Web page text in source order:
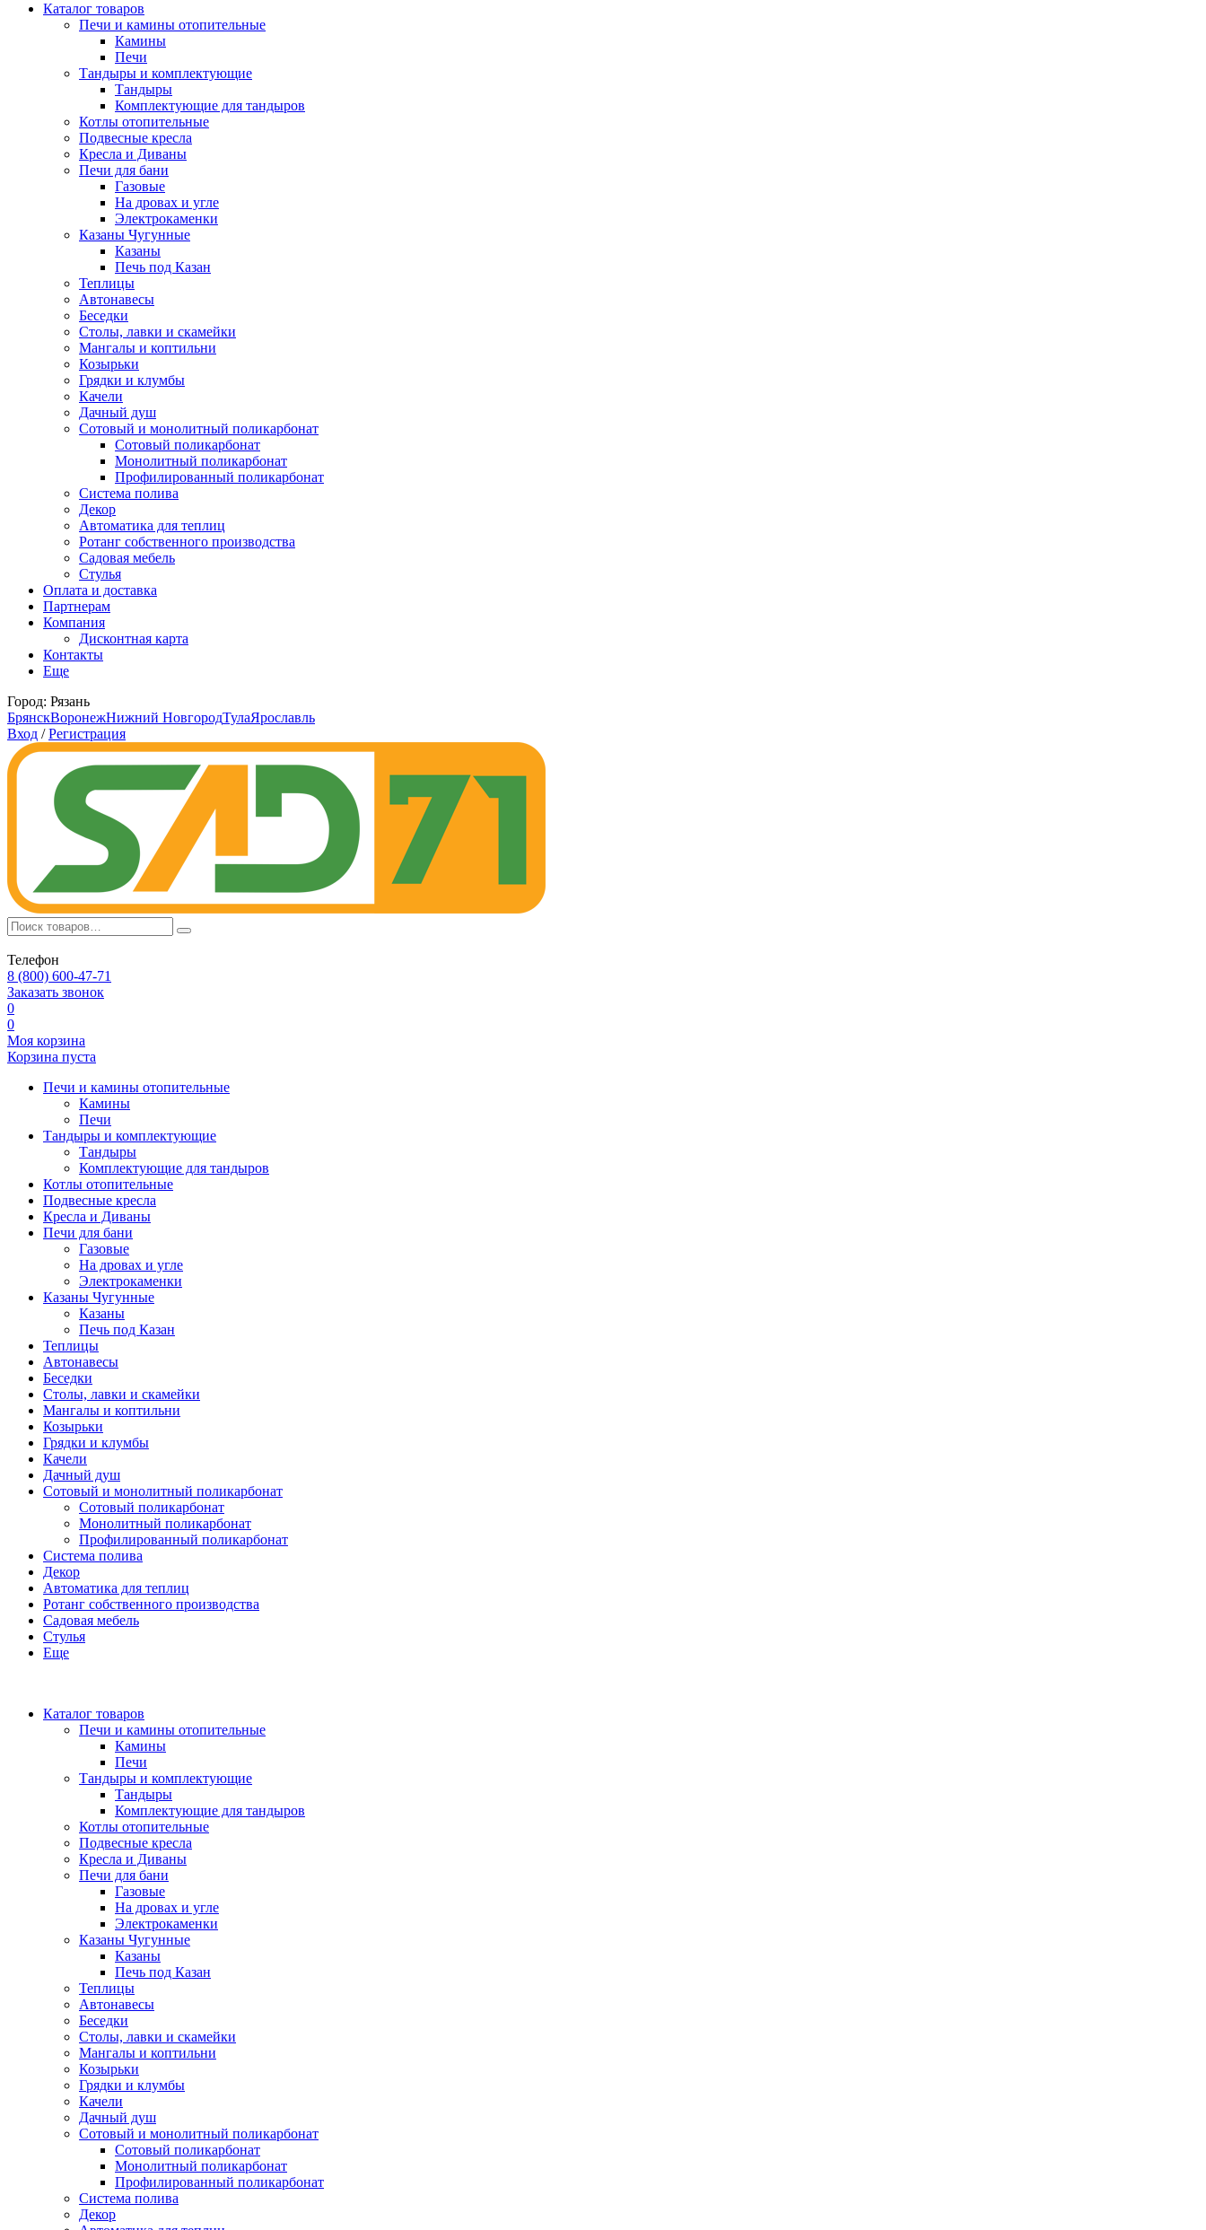
Каталог товаров
Печи и камины отопительные
Камины
Печи
Тандыры и комплектующие
Тандыры
Комплектующие для тандыров
Котлы отопительные
Подвесные кресла
Кресла и Диваны
Печи для бани
Газовые
На дровах и угле
Электрокаменки
Казаны Чугунные
Казаны
Печь под Казан
Теплицы
Автонавесы
Беседки
Столы, лавки и скамейки
Мангалы и коптильни
Козырьки
Грядки и клумбы
Качели
Дачный душ
Сотовый и монолитный поликарбонат
Сотовый поликарбонат
Монолитный поликарбонат
Профилированный поликарбонат
Система полива
Декор
Автоматика для теплиц
Ротанг собственного производства
Садовая мебель
Стулья
Оплата и доставка
Партнерам
Компания
Дисконтная карта
Контакты
Еще
Город: Рязань
БрянскВоронежНижний НовгородТулаЯрославль
Вход / Регистрация
Телефон
8 (800) 600-47-71
Заказать звонок
0
0
Моя корзина
Корзина пуста
Печи и камины отопительные
Камины
Печи
Тандыры и комплектующие
Тандыры
Комплектующие для тандыров
Котлы отопительные
Подвесные кресла
Кресла и Диваны
Печи для бани
Газовые
На дровах и угле
Электрокаменки
Казаны Чугунные
Казаны
Печь под Казан
Теплицы
Автонавесы
Беседки
Столы, лавки и скамейки
Мангалы и коптильни
Козырьки
Грядки и клумбы
Качели
Дачный душ
Сотовый и монолитный поликарбонат
Сотовый поликарбонат
Монолитный поликарбонат
Профилированный поликарбонат
Система полива
Декор
Автоматика для теплиц
Ротанг собственного производства
Садовая мебель
Стулья
Еще
Каталог товаров
Печи и камины отопительные
Камины
Печи
Тандыры и комплектующие
Тандыры
Комплектующие для тандыров
Котлы отопительные
Подвесные кресла
Кресла и Диваны
Печи для бани
Газовые
На дровах и угле
Электрокаменки
Казаны Чугунные
Казаны
Печь под Казан
Теплицы
Автонавесы
Беседки
Столы, лавки и скамейки
Мангалы и коптильни
Козырьки
Грядки и клумбы
Качели
Дачный душ
Сотовый и монолитный поликарбонат
Сотовый поликарбонат
Монолитный поликарбонат
Профилированный поликарбонат
Система полива
Декор